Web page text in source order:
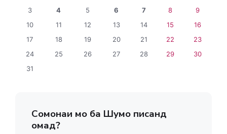
3
4 5 6 7 8
9
10
11 12 13 14 15
16
17
18 19 20 21 22
23
24
25 26 27 28 29
30
31
Сомонаи мо ба Шумо писанд
омад?